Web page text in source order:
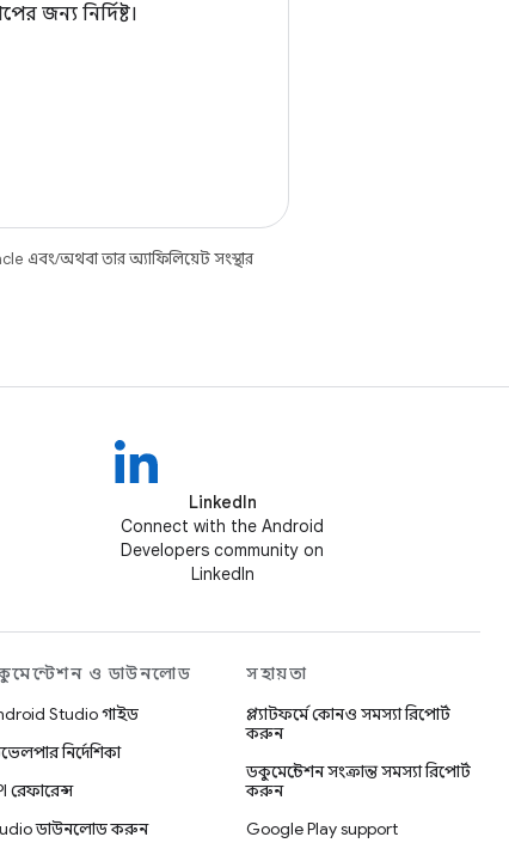
জন্য নির্দিষ্ট।
এবং/অথবা তার অ্যাফিলিয়েট সংস্থার
LinkedIn
Connect with the Android
Developers community on
LinkedIn
ও ডাউনলোড
Studio গাইড
নির্দেশিকা
রেফারেন্স
ডাউনলোড করুন
সহায়তা
প্ল্যাটফর্মে কোনও সমস্যা রিপোর্ট
করুন
ডকুমেন্টেশন সংক্রান্ত সমস্যা রিপোর্ট
করুন
Google Play support